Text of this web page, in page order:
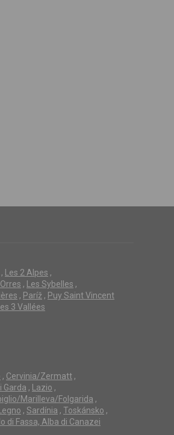
, Les 2 Alpes ,
, Les Sybelles ,
, Paríž , Puy Saint Vincent
3 Vallées
, Cervinia/Zermatt ,
Garda , Lazio ,
Marilleva/Folgarida ,
, Sardínia , Toskánsko ,
di Fassa, Alba di Canazei